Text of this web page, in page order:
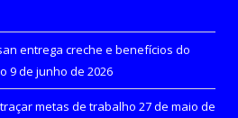
entrega creche e benefícios do
9 de junho de 2026
metas de trabalho 27 de maio de